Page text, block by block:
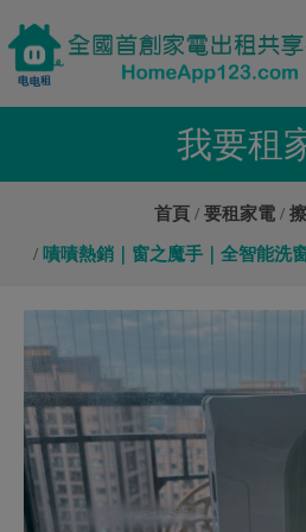
我要租
首頁 要租家電
嘖嘖熱銷｜窗之魔手｜全智能洗